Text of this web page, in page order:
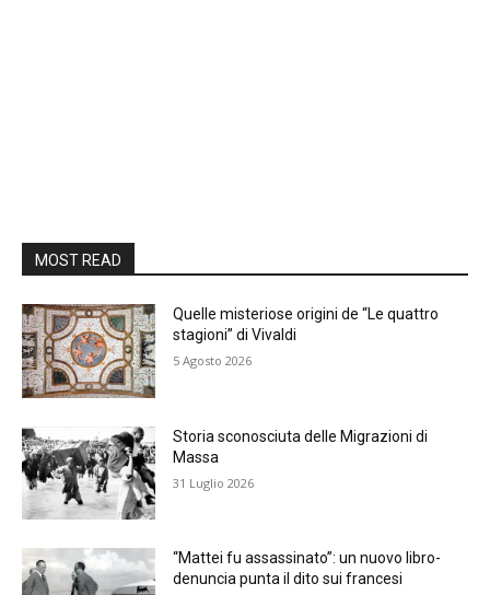
MOST READ
Quelle misteriose origini de “Le quattro
stagioni” di Vivaldi
5 Agosto 2026
Storia sconosciuta delle Migrazioni di
Massa
31 Luglio 2026
“Mattei fu assassinato”: un nuovo libro-
denuncia punta il dito sui francesi